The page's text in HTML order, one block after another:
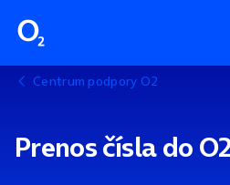
Centrum podpory O2
Prenos čísla do